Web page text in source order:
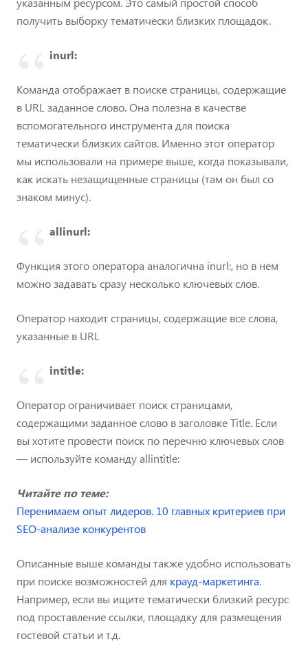
получить выборку тематически близких площадок.
inurl:
Команда отображает в поиске страницы, содержащие
в URL заданное слово. Она полезна в качестве
вспомогательного инструмента для поиска
тематически близких сайтов. Именно этот оператор
мы использовали на примере выше, когда показывали,
как искать незащищенные страницы (там он был со
знаком минус).
allinurl:
Функция этого оператора аналогична inurl:, но в нем
можно задавать сразу несколько ключевых слов.
Оператор находит страницы, содержащие все слова,
указанные в URL
intitle:
Оператор ограничивает поиск страницами,
содержащими заданное слово в заголовке Title. Если
вы хотите провести поиск по перечню ключевых слов
— используйте команду allintitle:
Читайте по теме:
Перенимаем опыт лидеров. 10 главных критериев при
SEO-анализе конкурентов
Описанные выше команды также удобно использовать
при поиске возможностей для крауд-маркетинга.
Например, если вы ищите тематически близкий ресурс
под проставление ссылки, площадку для размещения
гостевой статьи и т.д.